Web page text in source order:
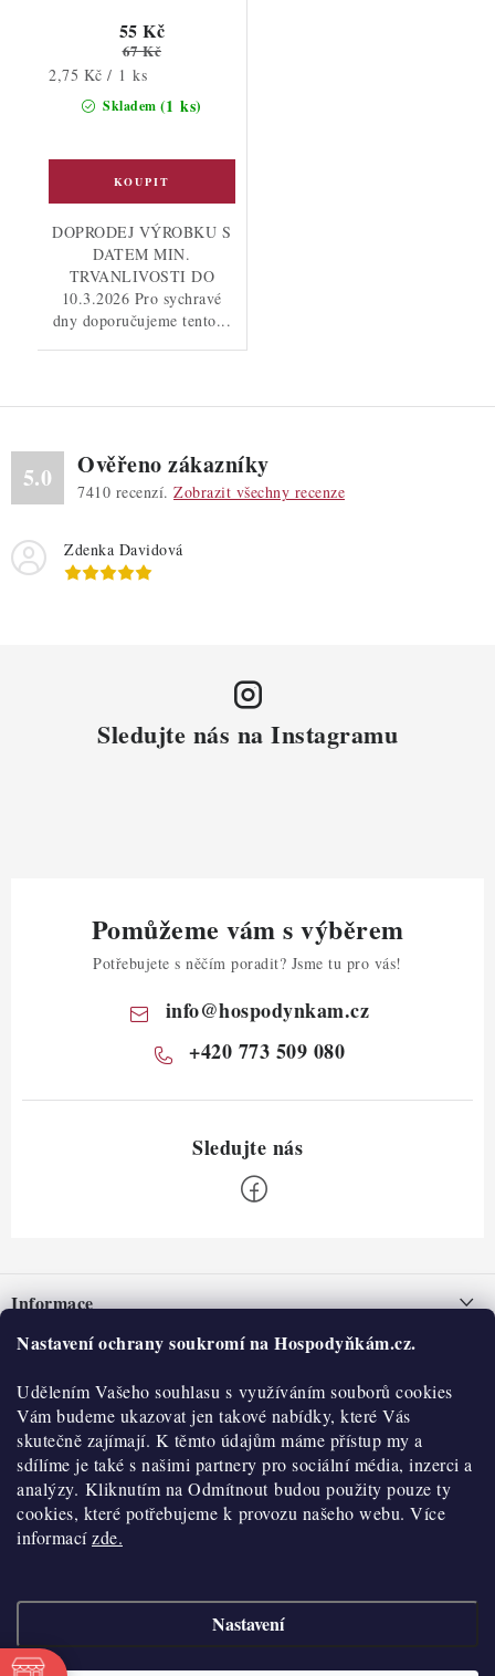
Nastavení ochrany soukromí na Hospodyňkám.cz.
Udělením Vašeho souhlasu s využíváním souborů cookies
Vám budeme ukazovat jen takové nabídky, které Vás
skutečně zajímají. K těmto údajům máme přístup my a
sdílíme je také s našimi partnery pro sociální média, inzerci a
analýzy. Kliknutím na Odmítnout budou použity pouze ty
cookies, které potřebujeme k provozu našeho webu. Více
informacízde.
Nastavení
Skladem (1 ks)
55 Kč
67 Kč
Měrná
2,75 Kč / 1 ks
DOPRODEJ VÝROBKU S
DATEM MIN.
TRVANLIVOSTI DO
10.3.2026 Pro sychravé
dny doporučujeme tento...
5.0 Ověřeno zákazníky
7410 recenzí. Zobrazit všechny recenze
Zdenka Davidová
Sledujte nás na Instagramu
Pomůžeme vám s výběrem
Potřebujete s něčím poradit? Jsme tu pro vás!
info@hospodynkam.cz
+420 773 509 080
pInformace
Nepřevzetí zásilky na dobírku
Obchodní podmínky
Hodnocení obchodu
Blog
Moje objednávka
O nás
Historie
Kontakty
O nákupu
Reklamace a vratky
Výdejní místa
Copyright 2026